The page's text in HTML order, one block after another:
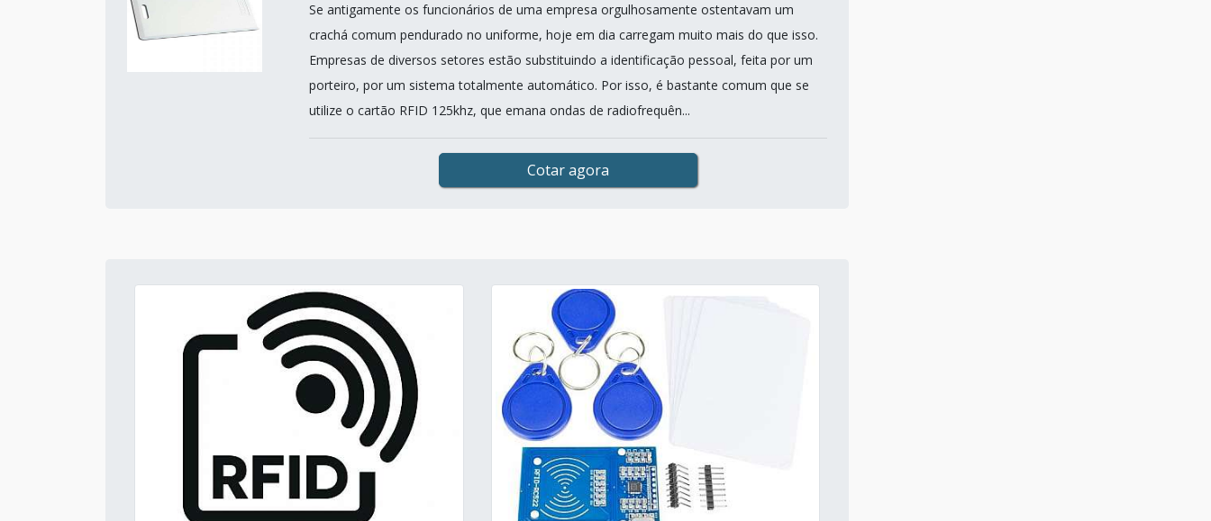
Se antigamente os funcionários de uma empresa orgulhosamente ostentavam um
crachá comum pendurado no uniforme, hoje em dia carregam muito mais do que isso.
Empresas de diversos setores estão substituindo a identificação pessoal, feita por um
porteiro, por um sistema totalmente automático. Por isso, é bastante comum que se
utilize o cartão RFID 125khz, que emana ondas de radiofrequên...
Cotar agora